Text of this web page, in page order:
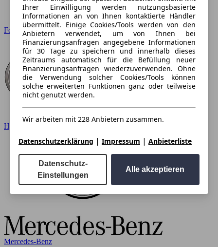
Ford
Hyundai
Mercedes-Benz
Ihrer Einwilligung werden nutzungsbasierte
Informationen an von Ihnen kontaktierte Händler
übermittelt. Einige Cookies/Tools werden von den
Anbietern verwendet, um von Ihnen bei
Finanzierungsanfragen angegebene Informationen
für 30 Tage zu speichern und innerhalb dieses
Zeitraums automatisch für die Befüllung neuer
Finanzierungsanfragen wiederzuverwenden. Ohne
die Verwendung solcher Cookies/Tools können
solche erweiterten Funktionen ganz oder teilweise
nicht genutzt werden.
Wir arbeiten mit 228 Anbietern zusammen.
Datenschutzerklärung | Impressum | Anbieterliste
Datenschutz-
Einstellungen
Alle akzeptieren